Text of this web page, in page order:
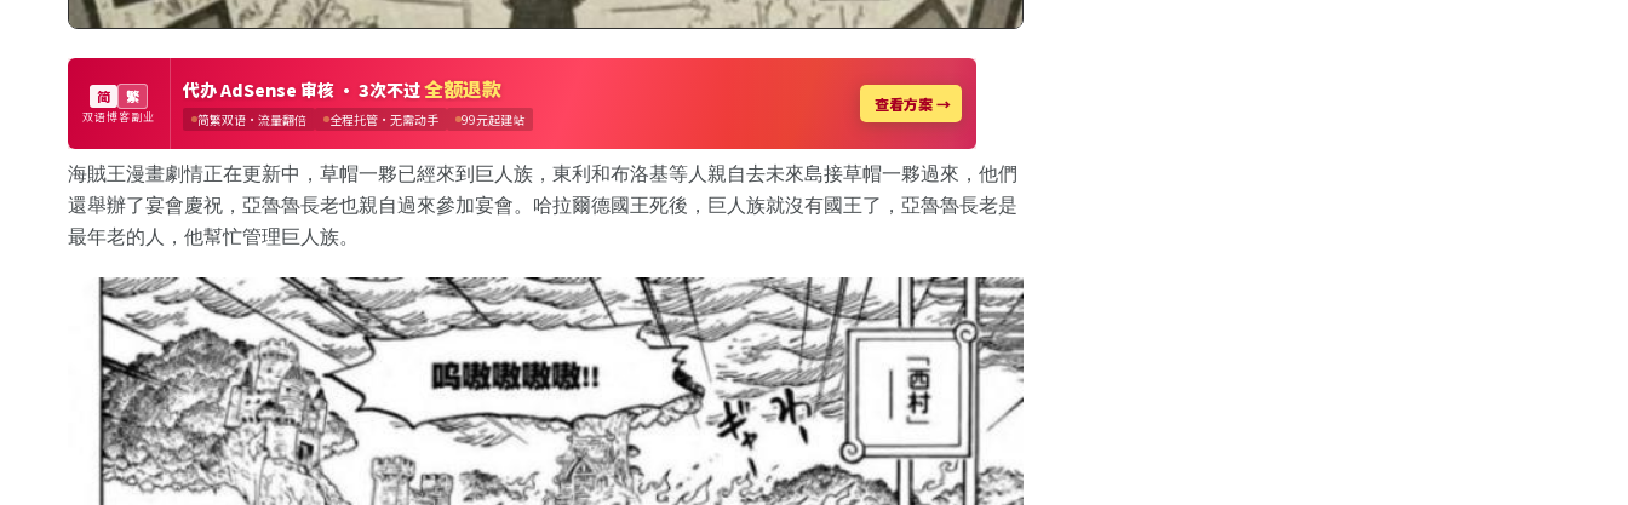
海賊王漫畫劇情正在更新中，草帽一夥已經來到巨人族，東利和布洛基等人親自去未來島接草帽一夥過來，他們
還舉辦了宴會慶祝，亞魯魯長老也親自過來參加宴會。哈拉爾德國王死後，巨人族就沒有國王了，亞魯魯長老是
最年老的人，他幫忙管理巨人族。